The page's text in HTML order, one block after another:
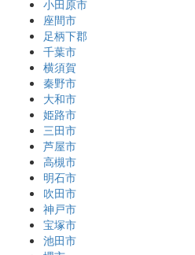
小田原市
座間市
足柄下郡
千葉市
横須賀
秦野市
大和市
姫路市
三田市
芦屋市
高槻市
明石市
吹田市
神戸市
宝塚市
池田市